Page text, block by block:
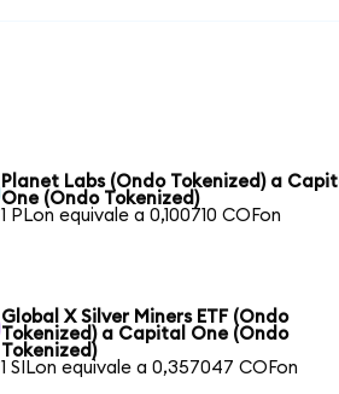
Planet Labs (Ondo Tokenized) a
One (Ondo Tokenized)
1 PLon equivale a 0,100710 COFon
Global X Silver Miners ETF (Ondo
Tokenized) a Capital One (Ondo
Tokenized)
1 SILon equivale a 0,357047 COFon